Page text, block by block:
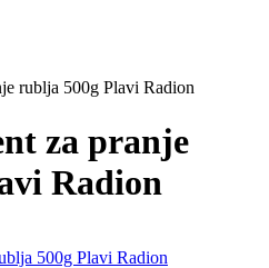
rublja 500g Plavi Radion
za pranje
Radion